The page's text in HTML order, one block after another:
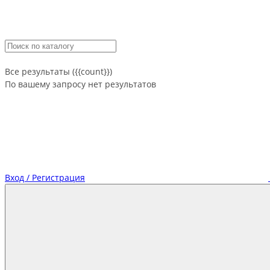
Все результаты ({{count}})
По вашему запросу нет результатов
Вход / Регистрация